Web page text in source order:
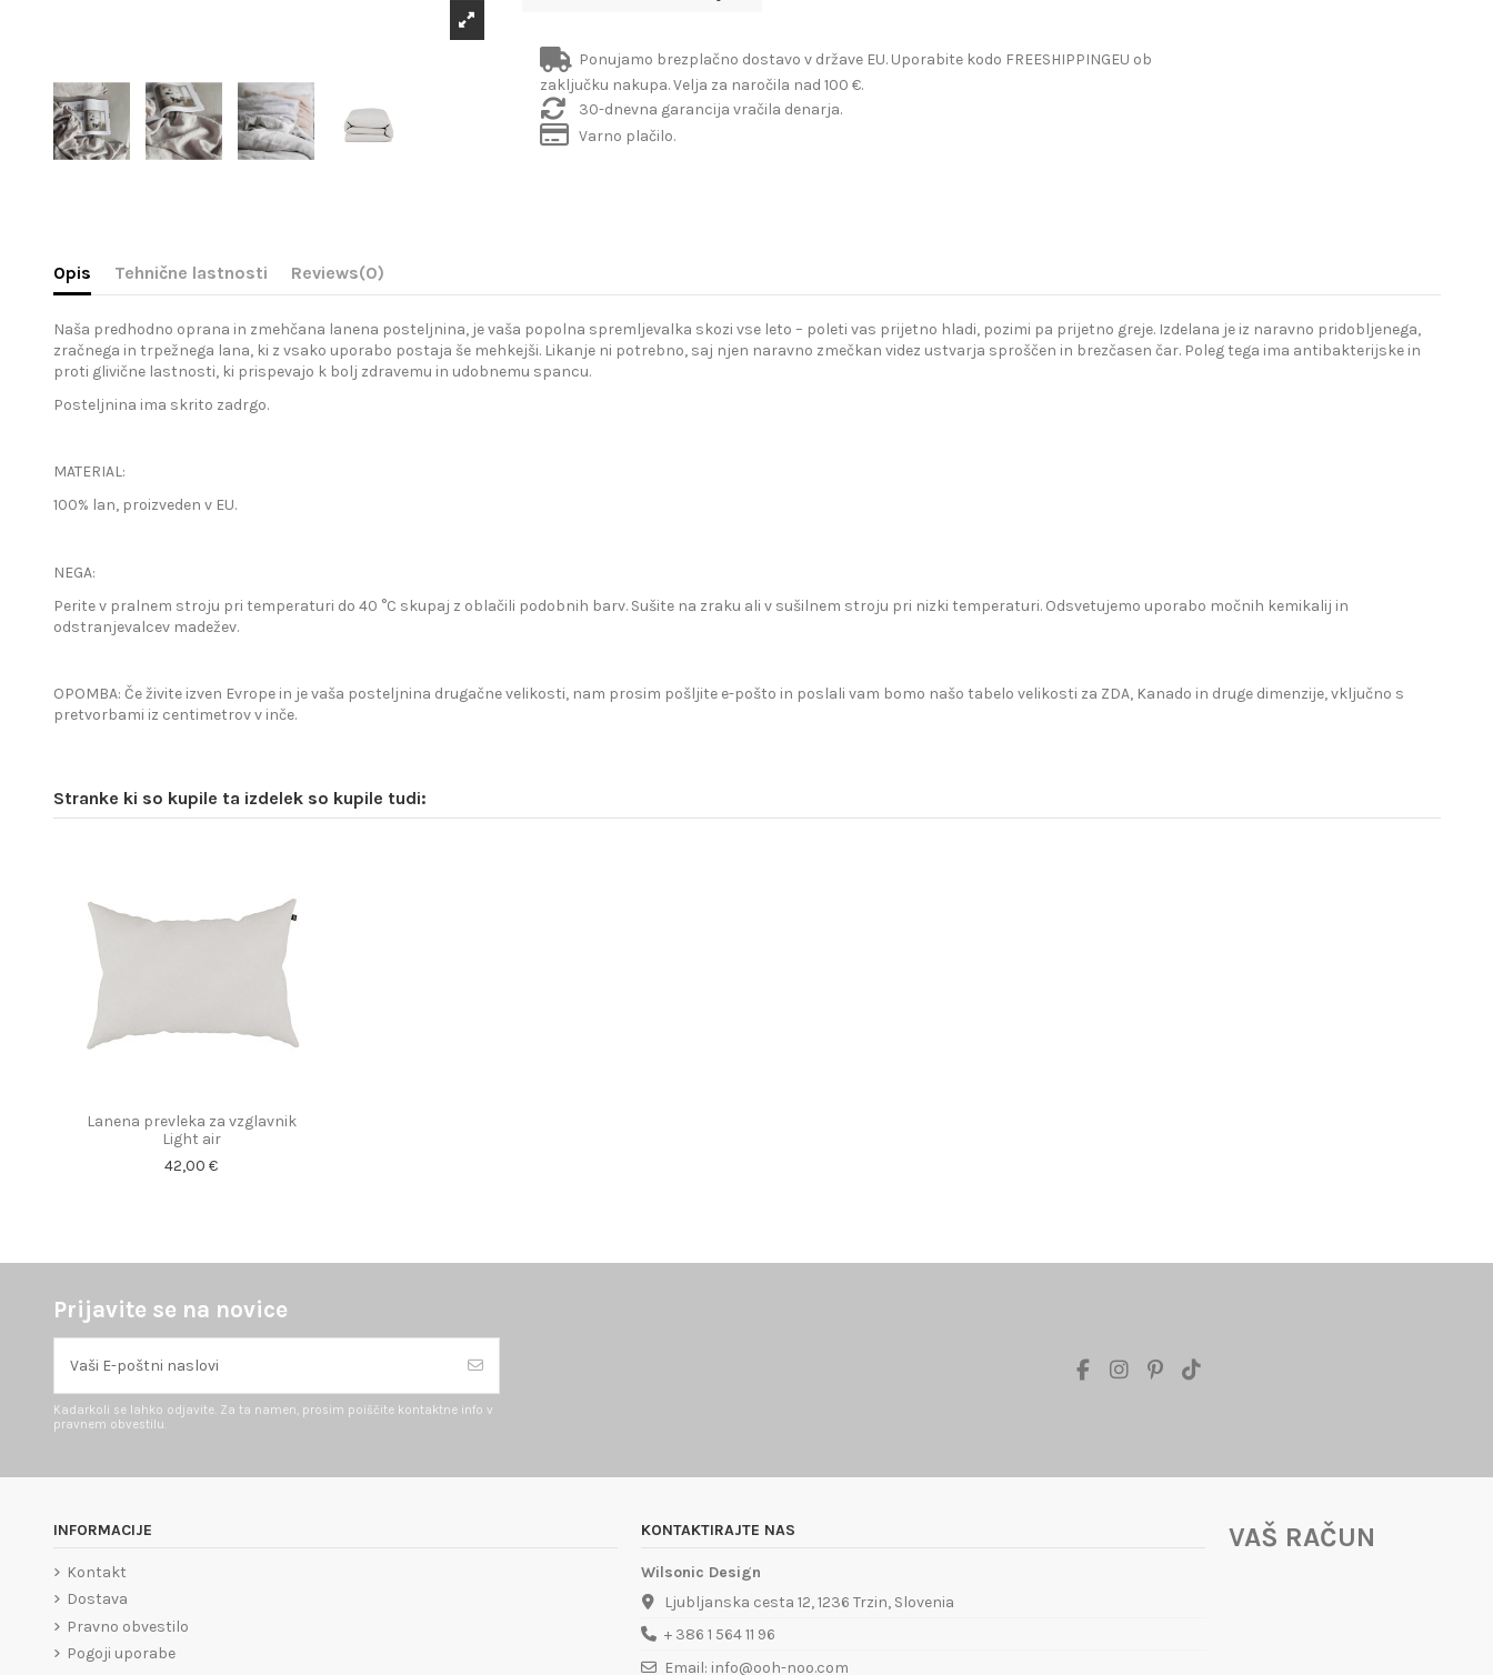
Ponujamo brezplačno dostavo v države EU. Uporabite kodo FREESHIPPINGEU ob
zaključku nakupa. Velja za naročila nad 100 €.
30-dnevna garancija vračila denarja.
Varno plačilo.
Opis Tehnične lastnosti Reviews(0)
Naša predhodno oprana in zmehčana lanena posteljnina, je vaša popolna spremljevalka skozi vse leto – poleti vas prijetno hladi, pozimi pa prijetno greje. Izdelana je iz naravno pridobljenega,
zračnega in trpežnega lana, ki z vsako uporabo postaja še mehkejši. Likanje ni potrebno, saj njen naravno zmečkan videz ustvarja sproščen in brezčasen čar. Poleg tega ima antibakterijske in
proti glivične lastnosti, ki prispevajo k bolj zdravemu in udobnemu spancu.
Posteljnina ima skrito zadrgo.
MATERIAL:
100% lan, proizveden v EU.
NEGA:
Perite v pralnem stroju pri temperaturi do 40 °C skupaj z oblačili podobnih barv. Sušite na zraku ali v sušilnem stroju pri nizki temperaturi. Odsvetujemo uporabo močnih kemikalij in
odstranjevalcev madežev.
OPOMBA: Če živite izven Evrope in je vaša posteljnina drugačne velikosti, nam prosim pošljite e-pošto in poslali vam bomo našo tabelo velikosti za ZDA, Kanado in druge dimenzije, vključno s
pretvorbami iz centimetrov v inče.
Stranke ki so kupile ta izdelek so kupile tudi:
Lanena prevleka za vzglavnik
Light air
42,00 €
Prijavite se na novice
Kadarkoli se lahko odjavite. Za ta namen, prosim poiščite kontaktne info v
pravnem obvestilu.
INFORMACIJE
Kontakt
Dostava
Pravno obvestilo
Pogoji uporabe
KONTAKTIRAJTE NAS
Wilsonic Design
Ljubljanska cesta 12, 1236 Trzin, Slovenia
+ 386 1 564 11 96
Email: info@ooh-noo.com
VAŠ RAČUN